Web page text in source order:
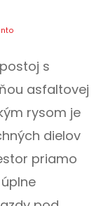
s
asfaltovej
rysom je
dielov
priamo